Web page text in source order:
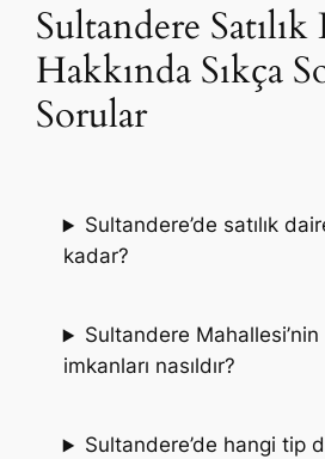
Sultandere
Hakkında Sıkça
Sorular
Sultandere’de satılık
kadar?
Sultandere Mahallesi’nin
imkanları nasıldır?
Sultandere’de hangi tip